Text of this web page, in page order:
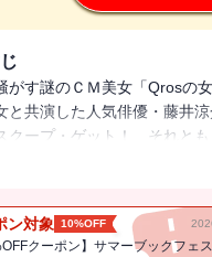
がす謎のＣＭ美女「Qrosの
と共演した人気俳優・藤井
クープ・ゲット！ それと
熱する芸能取材をリアルに
ン対象 10%OFF
クーポン】サマーブックフェ